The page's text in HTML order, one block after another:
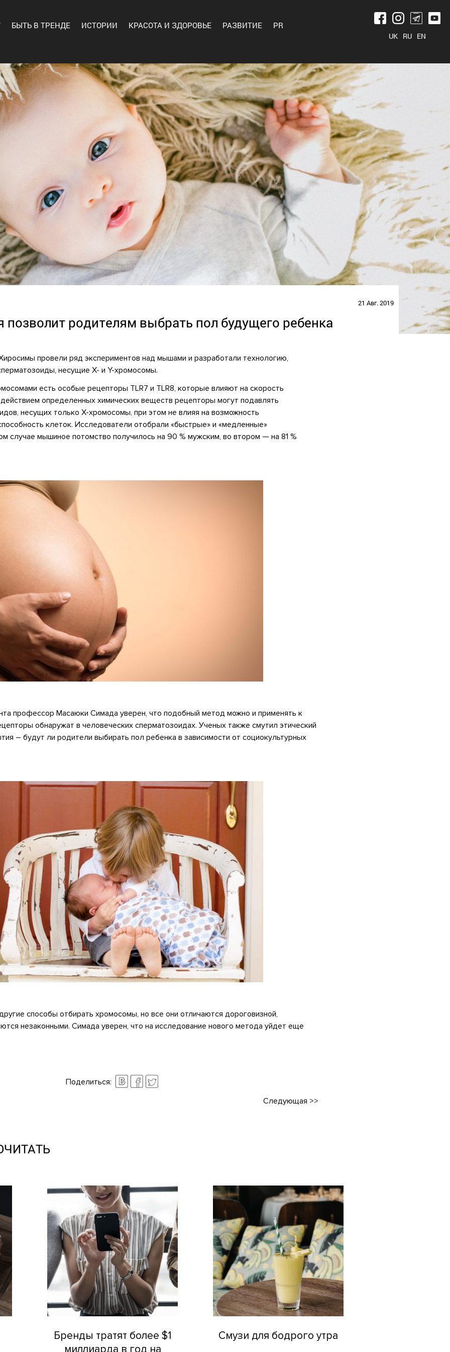
БЫТЬ В ТРЕНДЕ ИСТОРИИ КРАСОТА И ЗДОРОВЬЕ РАЗВИТИЕ
PR
UK RU EN
21 Авг. 2019
позволит родителям выбрать пол будущего ребенка
провели ряд экспериментов над мышами и разработали технологию,
несущие X- и Y-хромосомы.
есть особые рецепторы TLR7 и TLR8, которые влияют на скорость
определенных химических веществ рецепторы могут подавлять
несущих только Х-хромосомы, при этом не влияя на возможность
клеток. Исследователи отобрали «быстрые» и «медленные»
случае мышиное потомство получилось на 90 % мужским, во втором — на 81 %
профессор Масаюки Cимада уверен, что подобный метод можно и применять к
обнаружат в человеческих сперматозоидах. Ученых также смутил этический
– будут ли родители выбирать пол ребенка в зависимости от социокультурных
способы отбирать хромосомы, но все они отличаются дороговизной,
незаконными. Симада уверен, что на исследование нового метода уйдет еще
Поделиться:
Следующая >>
Бренды тратят более $1
миллиарда в год на
Смузи для бодрого утра